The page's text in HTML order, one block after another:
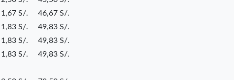
1,67 S/.
46,67 S/.
1,83 S/.
49,83 S/.
1,83 S/.
49,83 S/.
1,83 S/.
49,83 S/.